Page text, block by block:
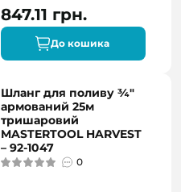
847.11 грн.
До кошика
Шланг для поливу ¾"
армований 25м
тришаровий
MASTERTOOL HARVEST
– 92-1047
0